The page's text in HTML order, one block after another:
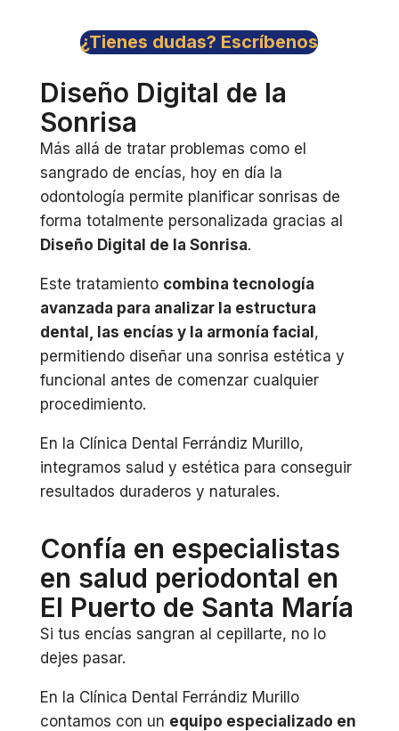
¿Tienes dudas? Escríbenos
Diseño Digital de la
Sonrisa
Más allá de tratar problemas como el
sangrado de encías, hoy en día la
odontología permite planificar sonrisas de
forma totalmente personalizada gracias al
Diseño Digital de la Sonrisa.
Este tratamiento combina tecnología
avanzada para analizar la estructura
dental, las encías y la armonía facial,
permitiendo diseñar una sonrisa estética y
funcional antes de comenzar cualquier
procedimiento.
En la Clínica Dental Ferrándiz Murillo,
integramos salud y estética para conseguir
resultados duraderos y naturales.
Confía en especialistas
en salud periodontal en
El Puerto de Santa María
Si tus encías sangran al cepillarte, no lo
dejes pasar.
En la Clínica Dental Ferrándiz Murillo
contamos con un equipo especializado en